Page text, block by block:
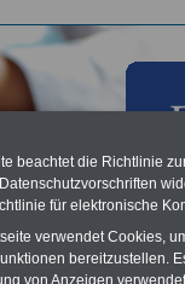
beachtet die Richtlinie
für elektronische
verwendet Cookies,
bereitzustellen.
von Anzeigen